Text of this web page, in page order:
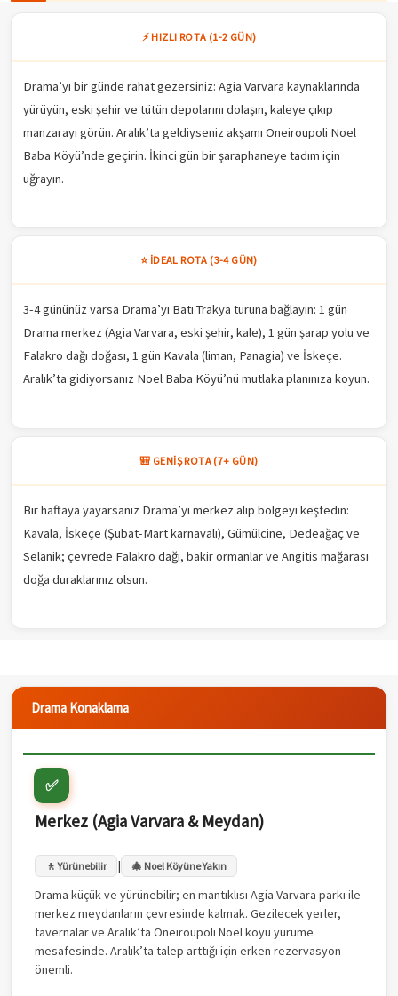
⚡ HIZLI ROTA (1-2 GÜN)
Drama’yı bir günde rahat gezersiniz: Agia Varvara kaynaklarında
yürüyün, eski şehir ve tütün depolarını dolaşın, kaleye çıkıp
manzarayı görün. Aralık’ta geldiyseniz akşamı Oneiroupoli Noel
Baba Köyü’nde geçirin. İkinci gün bir şaraphaneye tadım için
uğrayın.
⭐ İDEAL ROTA (3-4 GÜN)
3-4 gününüz varsa Drama’yı Batı Trakya turuna bağlayın: 1 gün
Drama merkez (Agia Varvara, eski şehir, kale), 1 gün şarap yolu ve
Falakro dağı doğası, 1 gün Kavala (liman, Panagia) ve İskeçe.
Aralık’ta gidiyorsanız Noel Baba Köyü’nü mutlaka planınıza koyun.
🎒 GENIŞ ROTA (7+ GÜN)
Bir haftaya yayarsanız Drama’yı merkez alıp bölgeyi keşfedin:
Kavala, İskeçe (Şubat-Mart karnavalı), Gümülcine, Dedeağaç ve
Selanik; çevrede Falakro dağı, bakir ormanlar ve Angitis mağarası
doğa duraklarınız olsun.
Drama Konaklama
✅
Merkez (Agia Varvara & Meydan)
🚶 Yürünebilir | 🎄 Noel Köyüne Yakın
Drama küçük ve yürünebilir; en mantıklısı Agia Varvara parkı ile
merkez meydanların çevresinde kalmak. Gezilecek yerler,
tavernalar ve Aralık’ta Oneiroupoli Noel köyü yürüme
mesafesinde. Aralık’ta talep arttığı için erken rezervasyon
önemli.